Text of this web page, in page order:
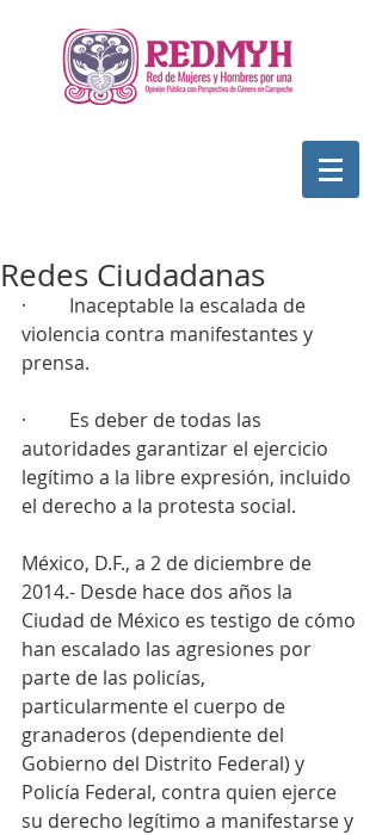
Redes Ciudadanas
·         Inaceptable la escalada de
violencia contra manifestantes y
prensa.
·         Es deber de todas las
autoridades garantizar el ejercicio
legítimo a la libre expresión, incluido
el derecho a la protesta social.
México, D.F., a 2 de diciembre de
2014.- Desde hace dos años la
Ciudad de México es testigo de cómo
han escalado las agresiones por
parte de las policías,
particularmente el cuerpo de
granaderos (dependiente del
Gobierno del Distrito Federal) y
Policía Federal, contra quien ejerce
su derecho legítimo a manifestarse y